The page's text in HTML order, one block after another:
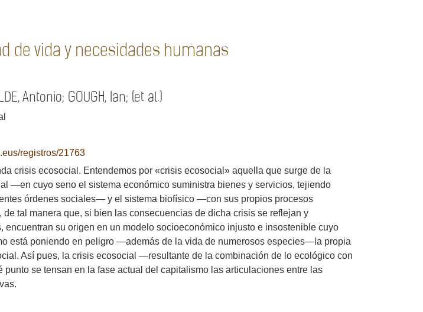
de vida y necesidades humanas
Antonio; GOUGH, Ian; (et al.)
registros/21763
crisis ecosocial. Entendemos por «crisis ecosocial» aquella que surge de la
—en cuyo seno el sistema económico suministra bienes y servicios, tejiendo
órdenes sociales— y el sistema biofísico —con sus propios procesos
tal manera que, si bien las consecuencias de dicha crisis se reflejan y
encuentran su origen en un modelo socioeconómico injusto e insostenible cuyo
está poniendo en peligro —además de la vida de numerosos especies—la propia
Así pues, la crisis ecosocial —resultante de la combinación de lo ecológico con
se tensan en la fase actual del capitalismo las articulaciones entre las